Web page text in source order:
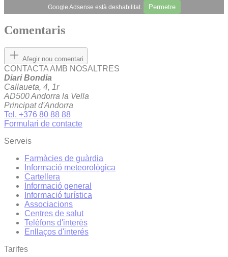
Google Adsense està deshabilitat. Permetre
Comentaris
Afegir nou comentari
CONTACTA AMB NOSALTRES
Diari Bondia
Callaueta, 4, 1r
AD500 Andorra la Vella
Principat d'Andorra
Tel. +376 80 88 88
Formulari de contacte
Serveis
Farmàcies de guàrdia
Informació meteorològica
Cartellera
Informació general
Informació turística
Associacions
Centres de salut
Telèfons d'interès
Enllaços d'interés
Tarifes